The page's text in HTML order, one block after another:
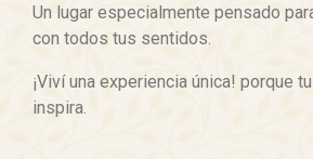
Un lugar especialmente pensado
con todos tus sentidos.
¡Viví una experiencia única! porque
inspira.